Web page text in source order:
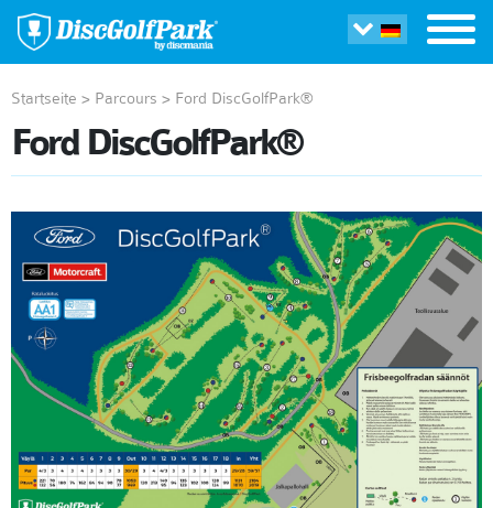
Startseite > Parcours > Ford DiscGolfPark®
Ford DiscGolfPark®